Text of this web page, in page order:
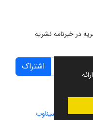
در خبرنامه نشریه
اشتراک
سازی از سیناوب